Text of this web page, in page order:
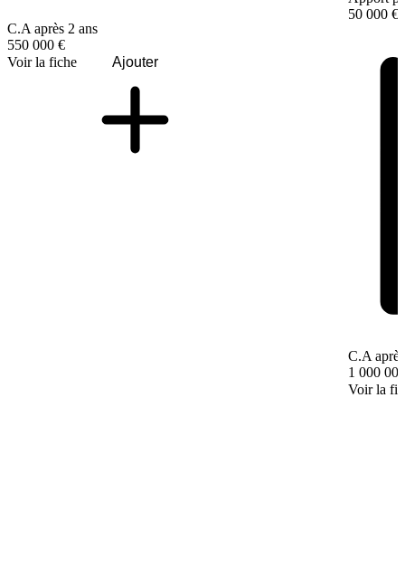
C.A après 2 ans
550 000 €
Voir la fiche
Ajouter
50 000 €
C.A
1 000
Voir la